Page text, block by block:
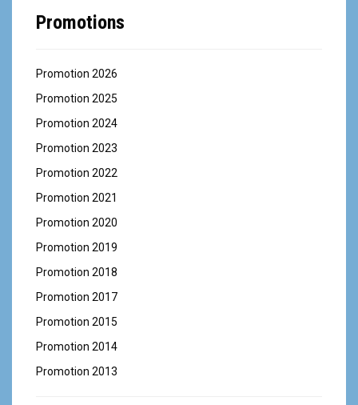
Promotions
Promotion 2026
Promotion 2025
Promotion 2024
Promotion 2023
Promotion 2022
Promotion 2021
Promotion 2020
Promotion 2019
Promotion 2018
Promotion 2017
Promotion 2015
Promotion 2014
Promotion 2013